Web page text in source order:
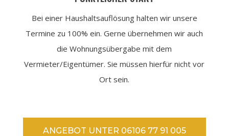
Bei einer Haushaltsauflösung halten wir unsere
Termine zu 100% ein. Gerne übernehmen wir auch
die Wohnungsübergabe mit dem
Vermieter/Eigentümer. Sie müssen hierfür nicht vor
Ort sein.
ANGEBOT UNTER 06106 77 91 005